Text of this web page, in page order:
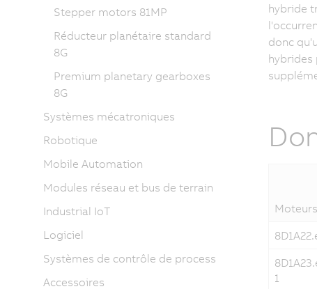
hybride
donc
hybrides
Moteurs
1
Stepper motors 81MP
Réducteur planétaire standard
8G
Premium planetary gearboxes
8G
Systèmes mécatroniques
Robotique
Mobile Automation
Modules réseau et bus de terrain
Industrial IoT
Logiciel
Systèmes de contrôle de process
Accessoires